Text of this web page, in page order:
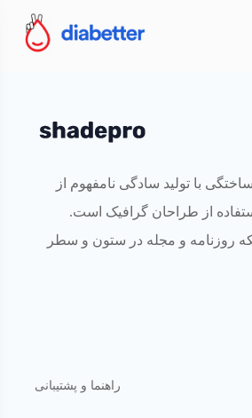
با تولید سادگی نامفهوم از
از طراحان گرافیک است.
روزنامه و مجله در ستون و سطر
راهنما و پشتیبانی